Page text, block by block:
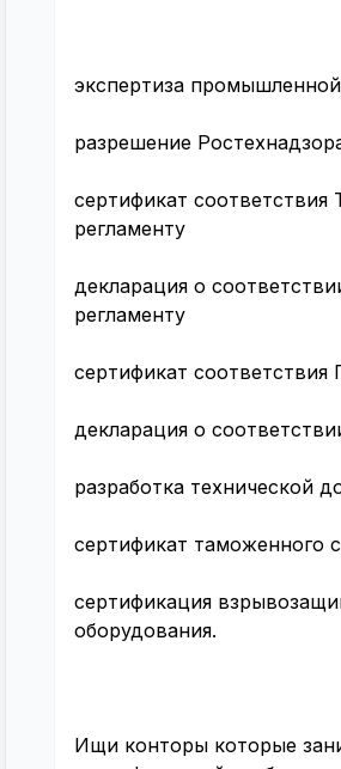
экспертиза
разрешение
сертификат соответствия
регламенту
декларация о
регламенту
сертификат соответствия
декларация о
разработка технической
сертификат таможенного
сертификация
оборудования.
Ищи конторы которые